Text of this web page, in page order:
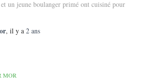
un jeune boulanger primé ont cuisiné pour
, il y a 2 ans
MOR